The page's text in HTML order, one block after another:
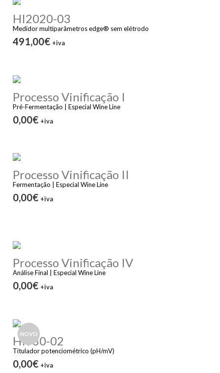
HI2020-03
Medidor multiparâmetros edge® sem elétrodo
491,00€ +iva
Processo Vinificação I
Pré-Fermentação | Especial Wine Line
0,00€ +iva
Processo Vinificação II
Fermentação | Especial Wine Line
0,00€ +iva
Processo Vinificação IV
Análise Final | Especial Wine Line
0,00€ +iva
NOVO
HI930-02
Titulador potenciométrico (pH/mV)
0,00€ +iva